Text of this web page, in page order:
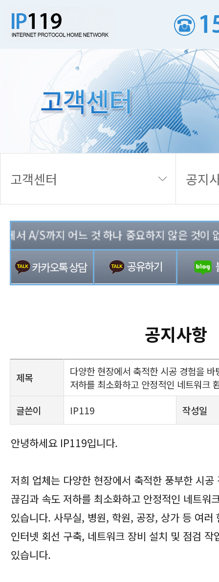
고객센터 공지
서 A/S까지 어느 것 하나 중요하지 않은 것이
공지사항
제목
다양한 현장에서 축적한 시공 경험을
저하를 최소화하고 안정적인 네트워크
글쓴이
IP119 작성일
안녕하세요 IP119입니다.
저희 업체는 다양한 현장에서 축적한 풍부한 시
끊김과 속도 저하를 최소화하고 안정적인 네트워
있습니다. 사무실, 병원, 학원, 공장, 상가 등 여러
인터넷 회선 구축, 네트워크 장비 설치 및 점검 작
있습니다.